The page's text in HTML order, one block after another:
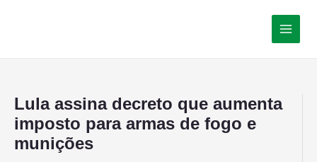
Lula assina decreto que aumenta
imposto para armas de fogo e
munições